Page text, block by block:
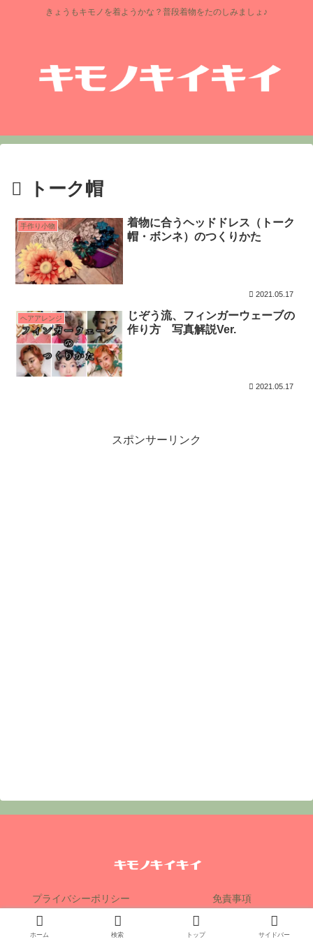
きょうもキモノを着ようかな？普段着物をたのしみましょ♪
トーク帽
手作り小物
着物に合うヘッドドレス（トーク
帽・ボンネ）のつくりかた
2021.05.17
ヘアアレンジ
じぞう流、フィンガーウェーブの
作り方 写真解説Ver.
2021.05.17
スポンサーリンク
プライバシーポリシー 免責事項
Copyright © 2018 キモノキイキイ All Rights Reserved.
ホーム 検索 トップ サイドバー